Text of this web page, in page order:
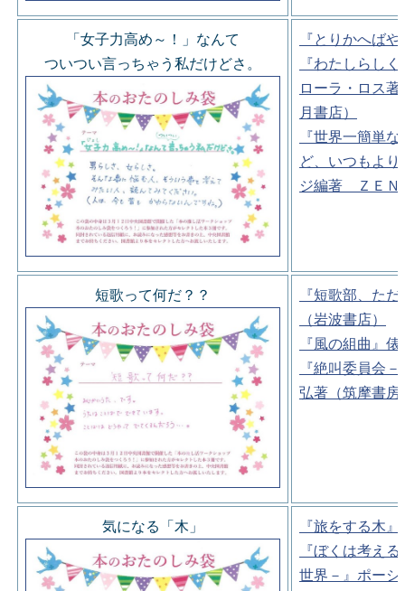
「女子力高め～！」なんて
ついつい言っちゃう私だけどさ。
『とりかへば
『わたしらし
ローラ・ロス
月書店）
『世界一簡単
ど、いつもよ
ジ編著 ＺＥＮ
短歌って何だ？？
『短歌部、た
（岩波書店）
『風の組曲』
『絶叫委員会
弘著（筑摩書房
気になる「木」
『旅をする木
『ぼくは考え
世界－』ポー